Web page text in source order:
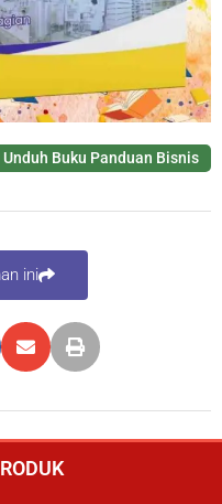
Unduh Buku Panduan Bisnis
ini